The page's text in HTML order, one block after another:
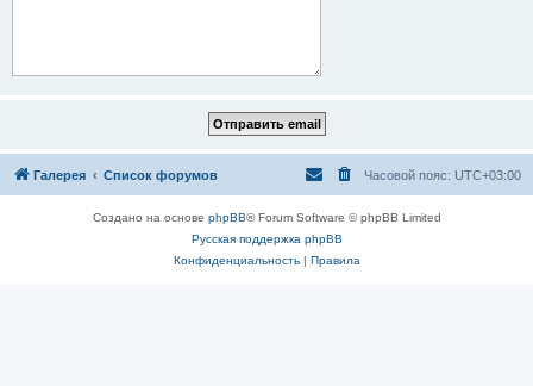
Галерея Список форумов Часовой пояс: UTC+03:00
Создано на основе phpBB® Forum Software © phpBB Limited
Русская поддержка phpBB
Конфиденциальность| Правила